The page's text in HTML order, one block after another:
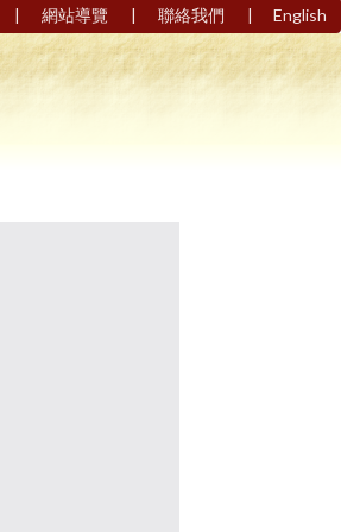
| 網站導覽 | 聯絡我們 | English